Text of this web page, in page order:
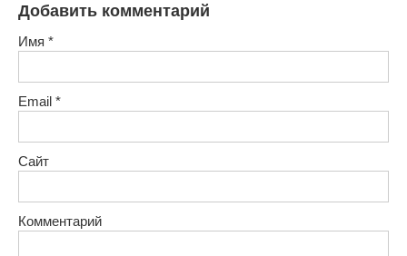
Добавить комментарий
Имя *
Email *
Сайт
Комментарий